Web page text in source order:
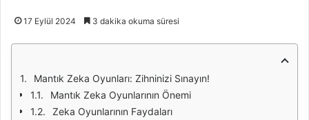
17 Eylül 2024 3 dakika okuma süresi
Mantık Zeka Oyunları: Zihninizi Sınayın!
Mantık Zeka Oyunlarının Önemi
Zeka Oyunlarının Faydaları